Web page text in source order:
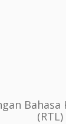
Bahasa
(RTL)